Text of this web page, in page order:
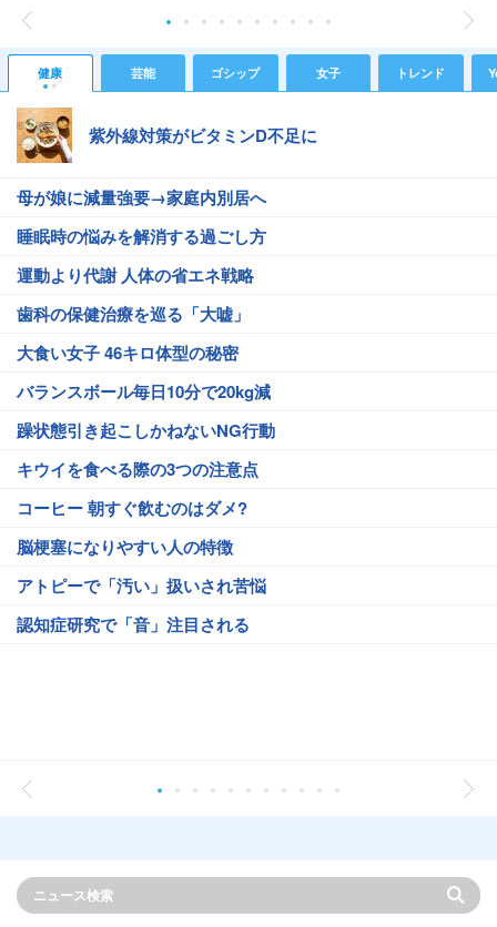
健康 芸能 ゴシップ 女子 トレンド
紫外線対策がビタミンD不足に
母が娘に減量強要→家庭内別居へ
睡眠時の悩みを解消する過ごし方
運動より代謝 人体の省エネ戦略
歯科の保健治療を巡る「大嘘」
大食い女子 46キロ体型の秘密
バランスボール毎日10分で20kg減
躁状態引き起こしかねないNG行動
キウイを食べる際の3つの注意点
コーヒー 朝すぐ飲むのはダメ?
脳梗塞になりやすい人の特徴
アトピーで「汚い」扱いされ苦悩
認知症研究で「音」注目される